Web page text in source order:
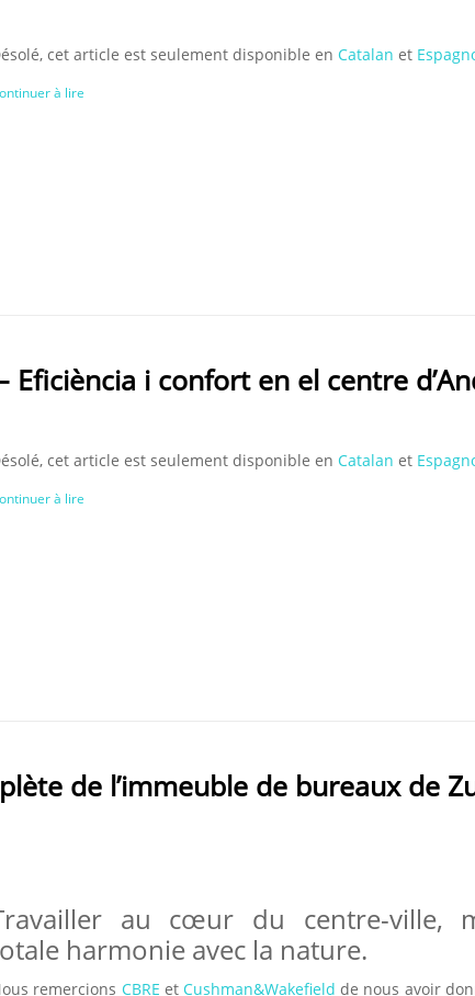
cet article est seulement disponible enCatalan et
à lire
Eficiència i confort en el centre
cet article est seulement disponible enCatalan et
à lire
de l’immeuble de bureaux de
au cœur du centre-ville,
harmonie avec la nature.
remercions CBRE et Cushman&Wakefield de nous avoir